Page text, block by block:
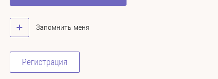
Запомнить меня
Регистрация